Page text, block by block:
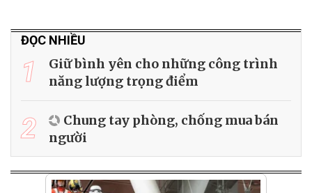
ĐỌC NHIỀU
1
Giữ bình yên cho những công trình
năng lượng trọng điểm
2
Chung tay phòng, chống mua bán
người